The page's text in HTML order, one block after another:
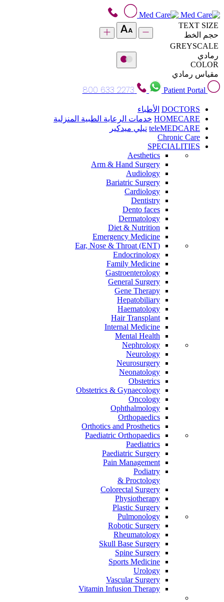
TEXT SIZE
حجم الخط
GREYSCALE
رمادي
COLOR
مقياس رمادي
Patient Portal
800 633 2273
DOCTORS الأطباء
HOMECARE خدمات الرعاية الطبية المنزلية
teleMEDCARE تيلي ميدكير
Chronic Care
SPECIALITIES
Aesthetics
Arm & Hand Surgery
Audiology
Bariatric Surgery
Cardiology
Dentistry
Dento faces
Dermatology
Diet & Nutrition
Emergency Medicine
Ear, Nose & Throat (ENT)
Endocrinology
Family Medicine
Gastroenterology
General Surgery
Gene Therapy
Hepatobiliary
Haematology
Hair Transplant
Internal Medicine
Mental Health
Nephrology
Neurology
Neurosurgery
Neonatology
Obstetrics
Obstetrics & Gynaecology
Oncology
Ophthalmology
Orthopaedics
Orthotics and Prosthetics
Paediatric Orthopaedics
Paediatrics
Paediatric Surgery
Pain Management
Podiatry
Proctology &
Colorectal Surgery
Physiotherapy
Plastic Surgery
Pulmonology
Robotic Surgery
Rheumatology
Skull Base Surgery
Spine Surgery
Sports Medicine
Urology
Vascular Surgery
Vitamin Infusion Therapy